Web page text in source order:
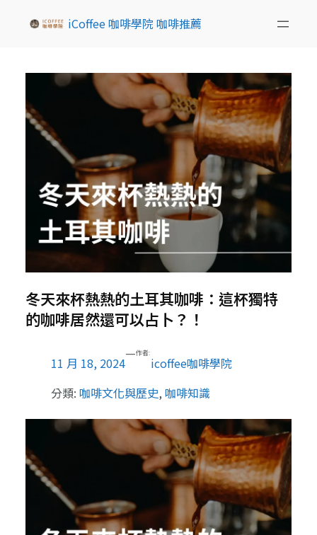
iCoffee 咖啡學院 咖啡推薦
冬天來杯熱熱的土耳其咖啡：這杯獨特
的咖啡居然還可以占卜？！
11 月 18, 2024
—作者:
icoffee咖啡學院
分類: 咖啡文化與歷史, 咖啡知識